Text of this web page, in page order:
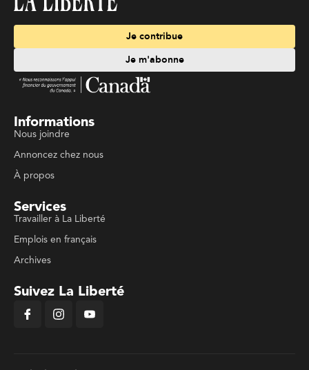
Je contribue
Je m'abonne
Informations
Nous joindre
Annoncez chez nous
À propos
Services
Travailler à La Liberté
Emplois en français
Archives
Suivez La Liberté